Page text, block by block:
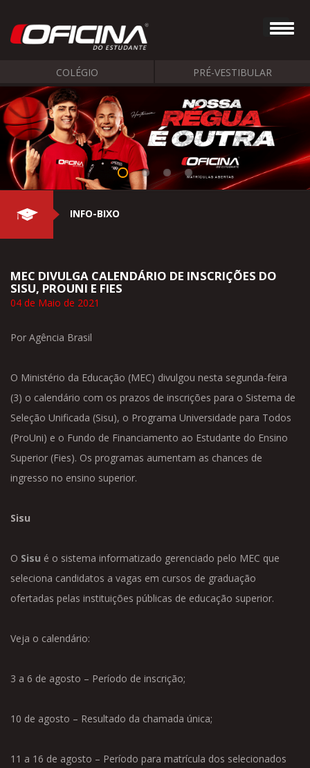
COLÉGIO PRÉ-VESTIBULAR
INFO-BIXO
MEC DIVULGA CALENDÁRIO DE INSCRIÇÕES DO
SISU, PROUNI E FIES
04 de Maio de 2021
Por Agência Brasil
O Ministério da Educação (MEC) divulgou nesta segunda-feira
(3) o calendário com os prazos de inscrições para o Sistema de
Seleção Unificada (Sisu), o Programa Universidade para Todos
(ProUni) e o Fundo de Financiamento ao Estudante do Ensino
Superior (Fies). Os programas aumentam as chances de
ingresso no ensino superior.
Sisu
O Sisu é o sistema informatizado gerenciado pelo MEC que
seleciona candidatos a vagas em cursos de graduação
ofertadas pelas instituições públicas de educação superior.
Veja o calendário:
3 a 6 de agosto – Período de inscrição;
10 de agosto – Resultado da chamada única;
11 a 16 de agosto – Período para matrícula dos selecionados